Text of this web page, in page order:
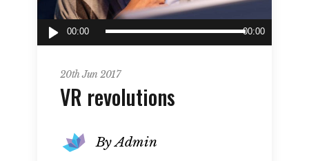
Audio
Player
00:00 00:00
20th Jun 2017
VR revolutions
By Admin